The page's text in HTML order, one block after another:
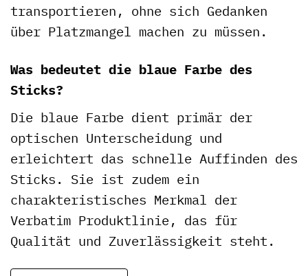
transportieren, ohne sich Gedanken
über Platzmangel machen zu müssen.
Was bedeutet die blaue Farbe des
Sticks?
Die blaue Farbe dient primär der
optischen Unterscheidung und
erleichtert das schnelle Auffinden des
Sticks. Sie ist zudem ein
charakteristisches Merkmal der
Verbatim Produktlinie, das für
Qualität und Zuverlässigkeit steht.